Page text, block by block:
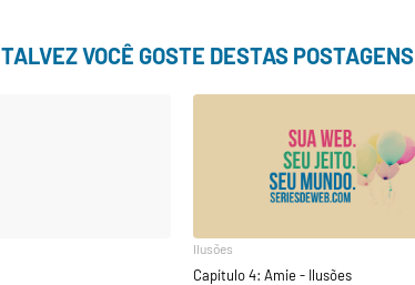
TALVEZ VOCÊ GOSTE DESTAS POSTAGENS
Ilusões
Capítulo 4: Amie - Ilusões